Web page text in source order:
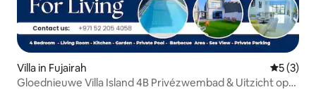
Villa in Fujairah
5 (3)
Gloednieuwe Villa Island 4B Privézwembad & Uitzicht op